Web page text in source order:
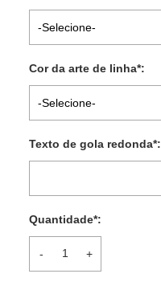
-Selecione-
Cor da arte de linha*:
-Selecione-
Texto de gola redonda*:
Quantidade*:
- +